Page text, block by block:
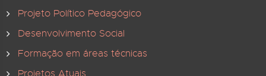
Projeto Político Pedagógico
Desenvolvimento Social
Formação em áreas técnicas
Projetos Atuais